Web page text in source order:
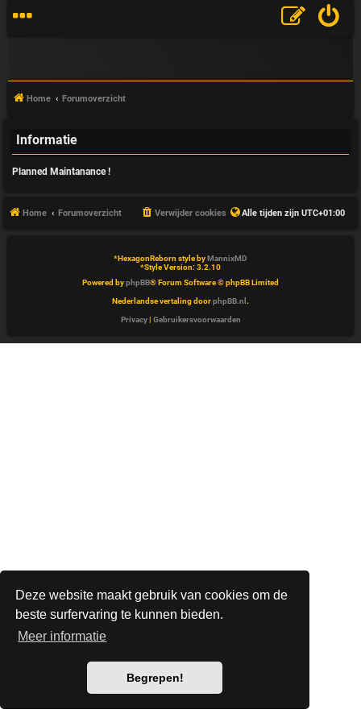
Deze website maakt gebruik van cookies om de
beste surfervaring te kunnen bieden.
Meer informatie
Begrepen!
V
A
Home Forumoverzicht
Informatie
Planned Maintanance !
Home Forumoverzicht Alle tijden zijn UTC+01:00
Verwijder cookies
*HexagonReborn style byMannixMD
*Style Version: 3.2.10
Powered byphpBB® Forum Software © phpBB Limited
Nederlandse vertaling doorphpBB.nl .
Privacy| Gebruikersvoorwaarden